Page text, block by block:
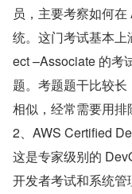
员，主要考察如何
统。这门考试基本
ect –Associate 的考
题。考题题干比较
相似，经常需要用排
2、AWS Certified
这是专家级别的
开发者考试和系统